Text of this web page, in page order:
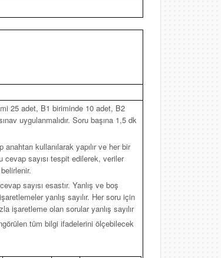
25 adet, B1 biriminde 10 adet, B2
uygulanmalıdır. Soru başına 1,5 dk
anahtarı kullanılarak yapılır ve her bir
sayısı tespit edilerek, veriler
sayısı esastır. Yanlış ve boş
yanlış sayılır. Her soru için
işaretleme olan sorular yanlış sayılır
tüm bilgi ifadelerini ölçebilecek